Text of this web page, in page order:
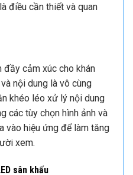
điều cần thiết và quan
cảm xúc cho khán
nội dung là vô cùng
khéo léo xử lý nội dung
các tùy chọn hình ảnh và
vào hiệu ứng để làm tăng
xem.
sân khấu